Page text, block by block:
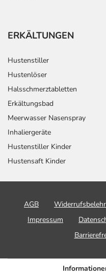
ERKÄLTUNGEN
Hustenstiller
Hustenlöser
Halsschmerztabletten
Erkältungsbad
Meerwasser Nasenspray
Inhaliergeräte
Hustenstiller Kinder
Hustensaft Kinder
AGB
Impressum